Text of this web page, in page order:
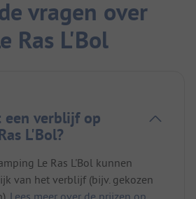
vragen over
Ras L'Bol
een verblijf op
L'Bol?
Le Ras L'Bol kunnen
van het verblijf (bijv. gekozen
Lees meer over de prijzen op